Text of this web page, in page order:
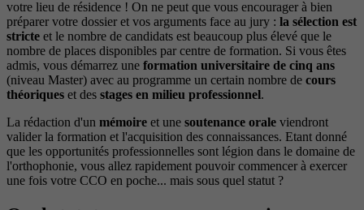
votre lieu de résidence ! On ne peut que vous encourager à bien
préparer votre dossier et vos arguments face au jury : la sélection est
stricte et le nombre de candidats est beaucoup plus élevé que le
nombre de places disponibles par centre de formation. Si vous êtes
admis, vous démarrez une formation universitaire de cinq ans
(niveau Master) avec au programme un certain nombre de cours
théoriques et des stages en milieu professionnel.
La rédaction d'un mémoire et une soutenance orale viendront
valider la formation et l'acquisition des connaissances. Etant donné
que les opportunités professionnelles sont légion dans le domaine de
l'orthophonie, vous allez rapidement pouvoir commencer à exercer
une fois votre CCO en poche... mais sous quel statut ?